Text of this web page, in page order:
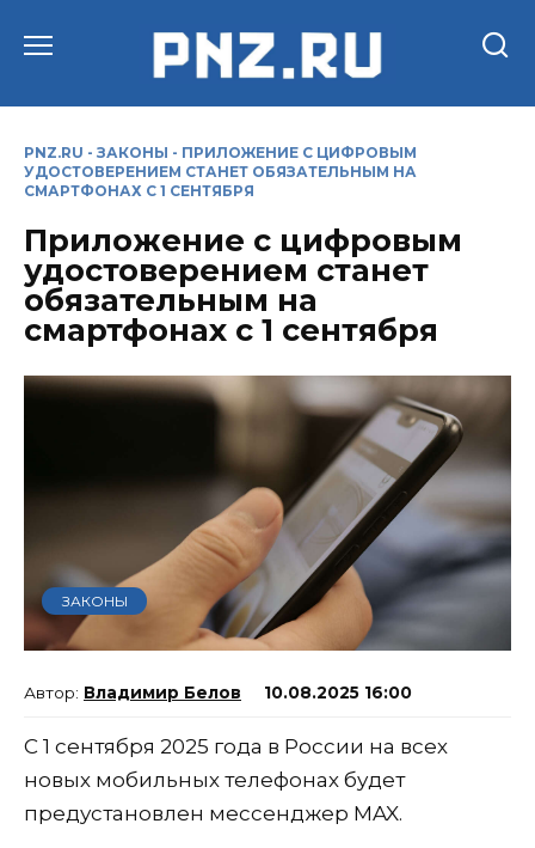
PNZ.RU - ЗАКОНЫ - ПРИЛОЖЕНИЕ С ЦИФРОВЫМ
УДОСТОВЕРЕНИЕМ СТАНЕТ ОБЯЗАТЕЛЬНЫМ НА
СМАРТФОНАХ С 1 СЕНТЯБРЯ
Приложение с цифровым
удостоверением станет
обязательным на
смартфонах с 1 сентября
ЗАКОНЫ
Владимир Белов 10.08.2025 16:00
С 1 сентября 2025 года в России на всех
новых мобильных телефонах будет
предустановлен мессенджер MAX.